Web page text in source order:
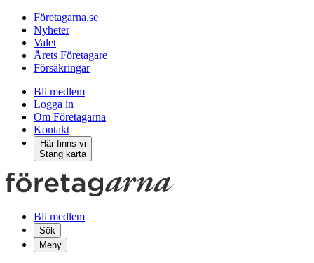
Företagarna.se
Nyheter
Valet
Årets Företagare
Försäkringar
Bli medlem
Logga in
Om Företagarna
Kontakt
Här finns vi
Stäng karta
Bli medlem
Sök
Meny